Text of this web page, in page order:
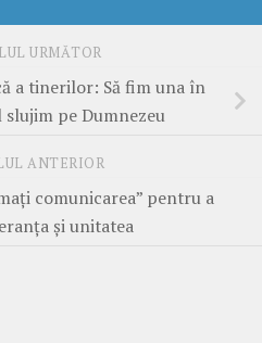
URMĂTOR
a tinerilor: Să fim una în
pe Dumnezeu
ANTERIOR
comunicarea” pentru a
și unitatea